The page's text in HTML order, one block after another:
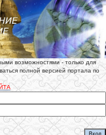
возможностями - только для
полной версией портала по